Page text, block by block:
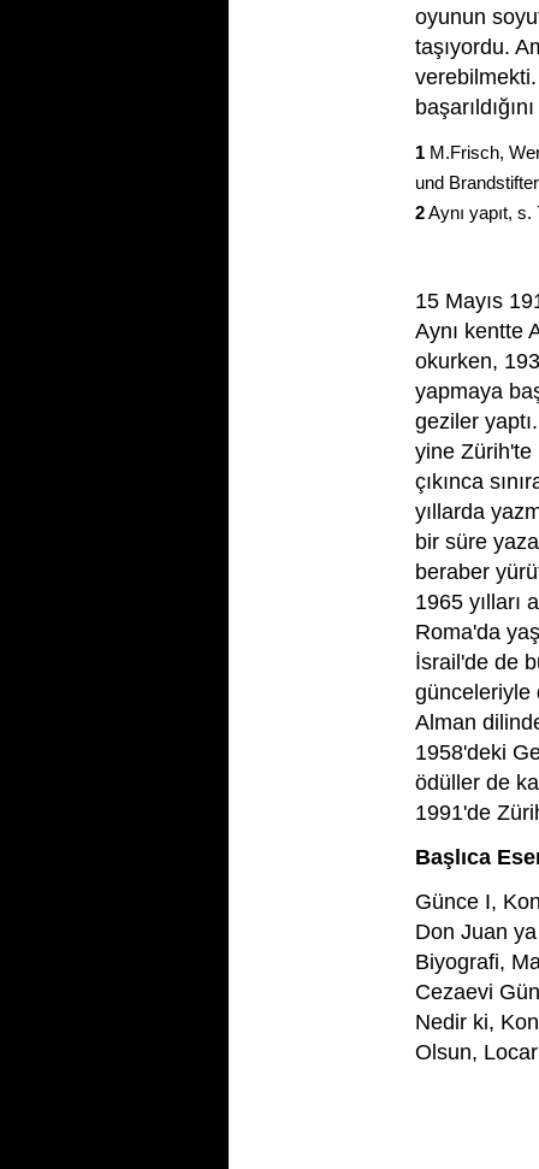
oyunun
taşıyordu.
1 M.Frisch,
und
2Aynı yapıt, s.
15 Mayıs
Aynı kentte
okurken,
yapmaya
geziler
yine Zürih'te
çıkınca
yıllarda
bir süre
beraber
1965 yılları
Roma'da
İsrail'de de
günceleriyle
Alman
1958'deki
ödüller de
1991'de
Başlıca
Günce I,
Don Juan
Biyografi,
Cezaevi
Nedir ki,
Olsun,